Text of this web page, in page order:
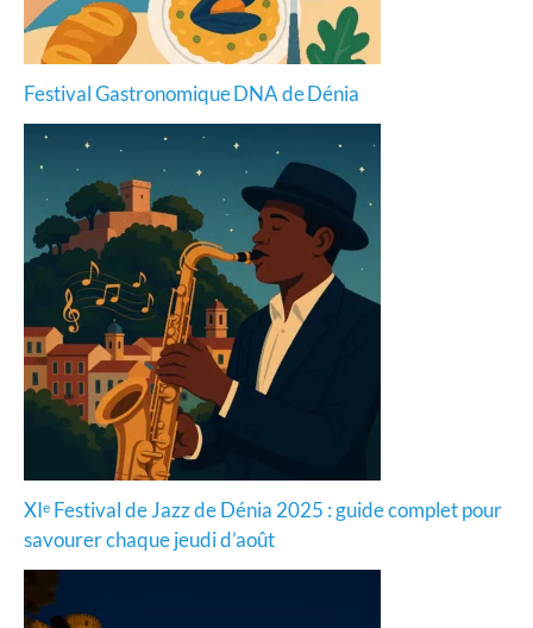
Festival Gastronomique DNA de Dénia
XIᵉ Festival de Jazz de Dénia 2025 : guide complet pour
savourer chaque jeudi d’août